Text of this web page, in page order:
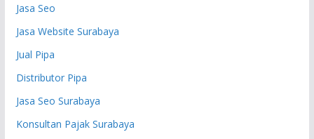
Jasa Seo
Jasa Website Surabaya
Jual Pipa
Distributor Pipa
Jasa Seo Surabaya
Konsultan Pajak Surabaya